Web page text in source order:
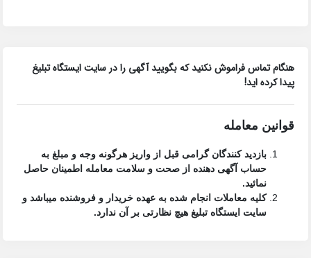
هنگام تماس فراموش نکنید که بگویید آگهی را درسایت ایستگاه تبلیغ
پیدا کرده اید!
قوانین معامله
بازدید کنندگان گرامی قبل از واریز هرگونه وجه و مبلغ به
حساب آگهی دهنده از صحت و سلامت معامله اطمینان حاصل
نمائید.
کلیه معاملات انجام شده به عهده خریدار و فروشنده میباشد و
سایت ایستگاه تبلیغ هیچ نظارتی بر آن ندارد.